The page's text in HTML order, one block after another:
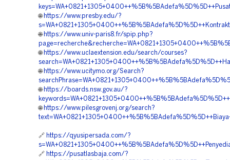
🌐 https://www.presby.edu/?
🌐 https://www.univ-paris8.fr/spip.php?
🌐 https://www.uclaextension.edu/search/courses?
🌐 https://www.ucitymo.org/Search?
🌐 https://boards.nsw.gov.au/?
🌐 https://www.pilesgrovenj.org/search?
🔗 https://qyusipersada.com/?
🔗 https://pusatlasbaja.com/?